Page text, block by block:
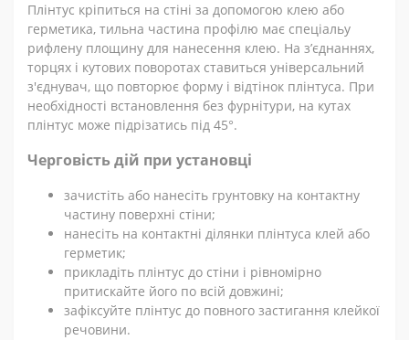
Плінтус кріпиться на стіні за допомогою клею або
герметика, тильна частина профілю має спеціальу
рифлену площину для нанесення клею. На з’єднаннях,
торцях і кутових поворотах ставиться універсальний
з'єднувач, що повторює форму і відтінок плінтуса. При
необхідності встановлення без фурнітури, на кутах
плінтус може підрізатись під 45°.
Черговість дій при установці
зачистіть або нанесіть грунтовку на контактну
частину поверхні стіни;
нанесіть на контактні ділянки плінтуса клей або
герметик;
прикладіть плінтус до стіни і рівномірно
притискайте його по всій довжині;
зафіксуйте плінтус до повного застигання клейкої
речовини.